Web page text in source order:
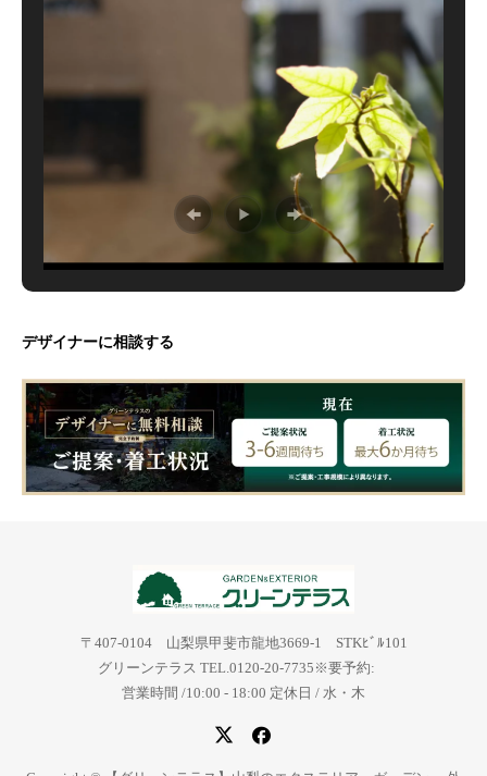
デザイナーに相談する
〒407-0104 山梨県甲斐市龍地3669-1 STKﾋﾞﾙ101
グリーンテラス TEL.0120-20-7735※要予約:
営業時間 /10:00 - 18:00 定休日 / 水・木